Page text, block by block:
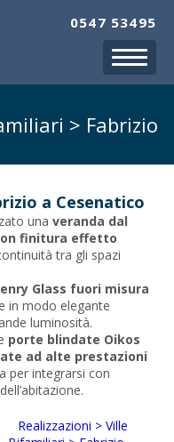
0547 53495
> Fabrizio
a Cesenatico
una veranda dal
finitura effetto
tra gli spazi
Glass fuori misura
in modo elegante
luminosità.
porte blindate Oikos
ad alte prestazioni
per integrarsi con